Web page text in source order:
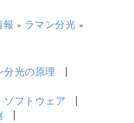
報 » ラマン分光 »
分光の原理
ソフトウェア